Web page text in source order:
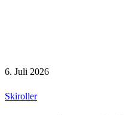
6. Juli 2026
Skiroller